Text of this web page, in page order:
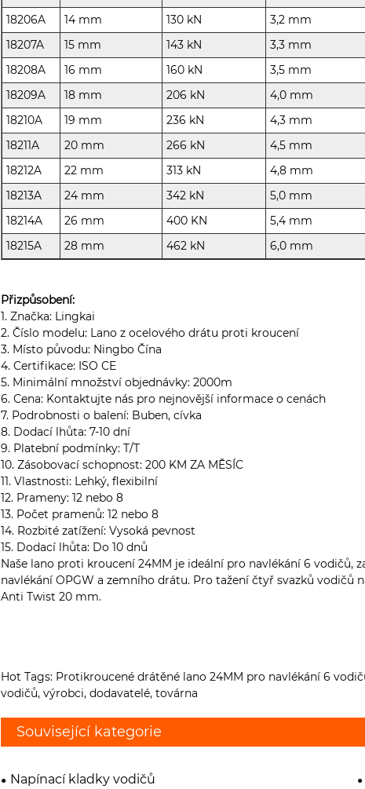
18206A
14 mm 130 kN 3,2 mm
18207A
15 mm 143 kN 3,3 mm
18208A
16 mm 160 kN 3,5 mm
18209A
18 mm 206 kN 4,0 mm
18210A
19 mm 236 kN 4,3 mm
18211A
20 mm 266 kN 4,5 mm
18212A
22 mm 313 kN 4,8 mm
18213A
24 mm 342 kN 5,0 mm
18214A
26 mm 400 KN 5,4 mm
18215A
28 mm 462 kN 6,0 mm
Přizpůsobení:
1. Značka: Lingkai
2. Číslo modelu: Lano z ocelového drátu proti kroucení
3. Místo původu: Ningbo Čína
4. Certifikace: ISO CE
5. Minimální množství objednávky: 2000m
6. Cena: Kontaktujte nás pro nejnovější informace o cenách
7. Podrobnosti o balení: Buben, cívka
8. Dodací lhůta: 7-10 dní
9. Platební podmínky: T/T
10. Zásobovací schopnost: 200 KM ZA MĚSÍC
11. Vlastnosti: Lehký, flexibilní
12. Prameny: 12 nebo 8
13. Počet pramenů: 12 nebo 8
14. Rozbité zatížení: Vysoká pevnost
15. Dodací lhůta: Do 10 dnů
Naše lano proti kroucení 24MM je ideální pro navlékání 6
navlékání OPGW a zemního drátu. Pro tažení čtyř svazků vodičů
Anti Twist 20 mm.
Hot Tags: Protikroucené drátěné lano 24MM pro navlékání 6
vodičů, výrobci, dodavatelé, továrna
Související kategorie
Napínací kladky vodičů